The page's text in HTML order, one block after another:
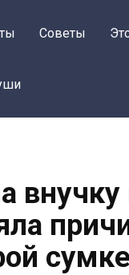
Советы
внучку